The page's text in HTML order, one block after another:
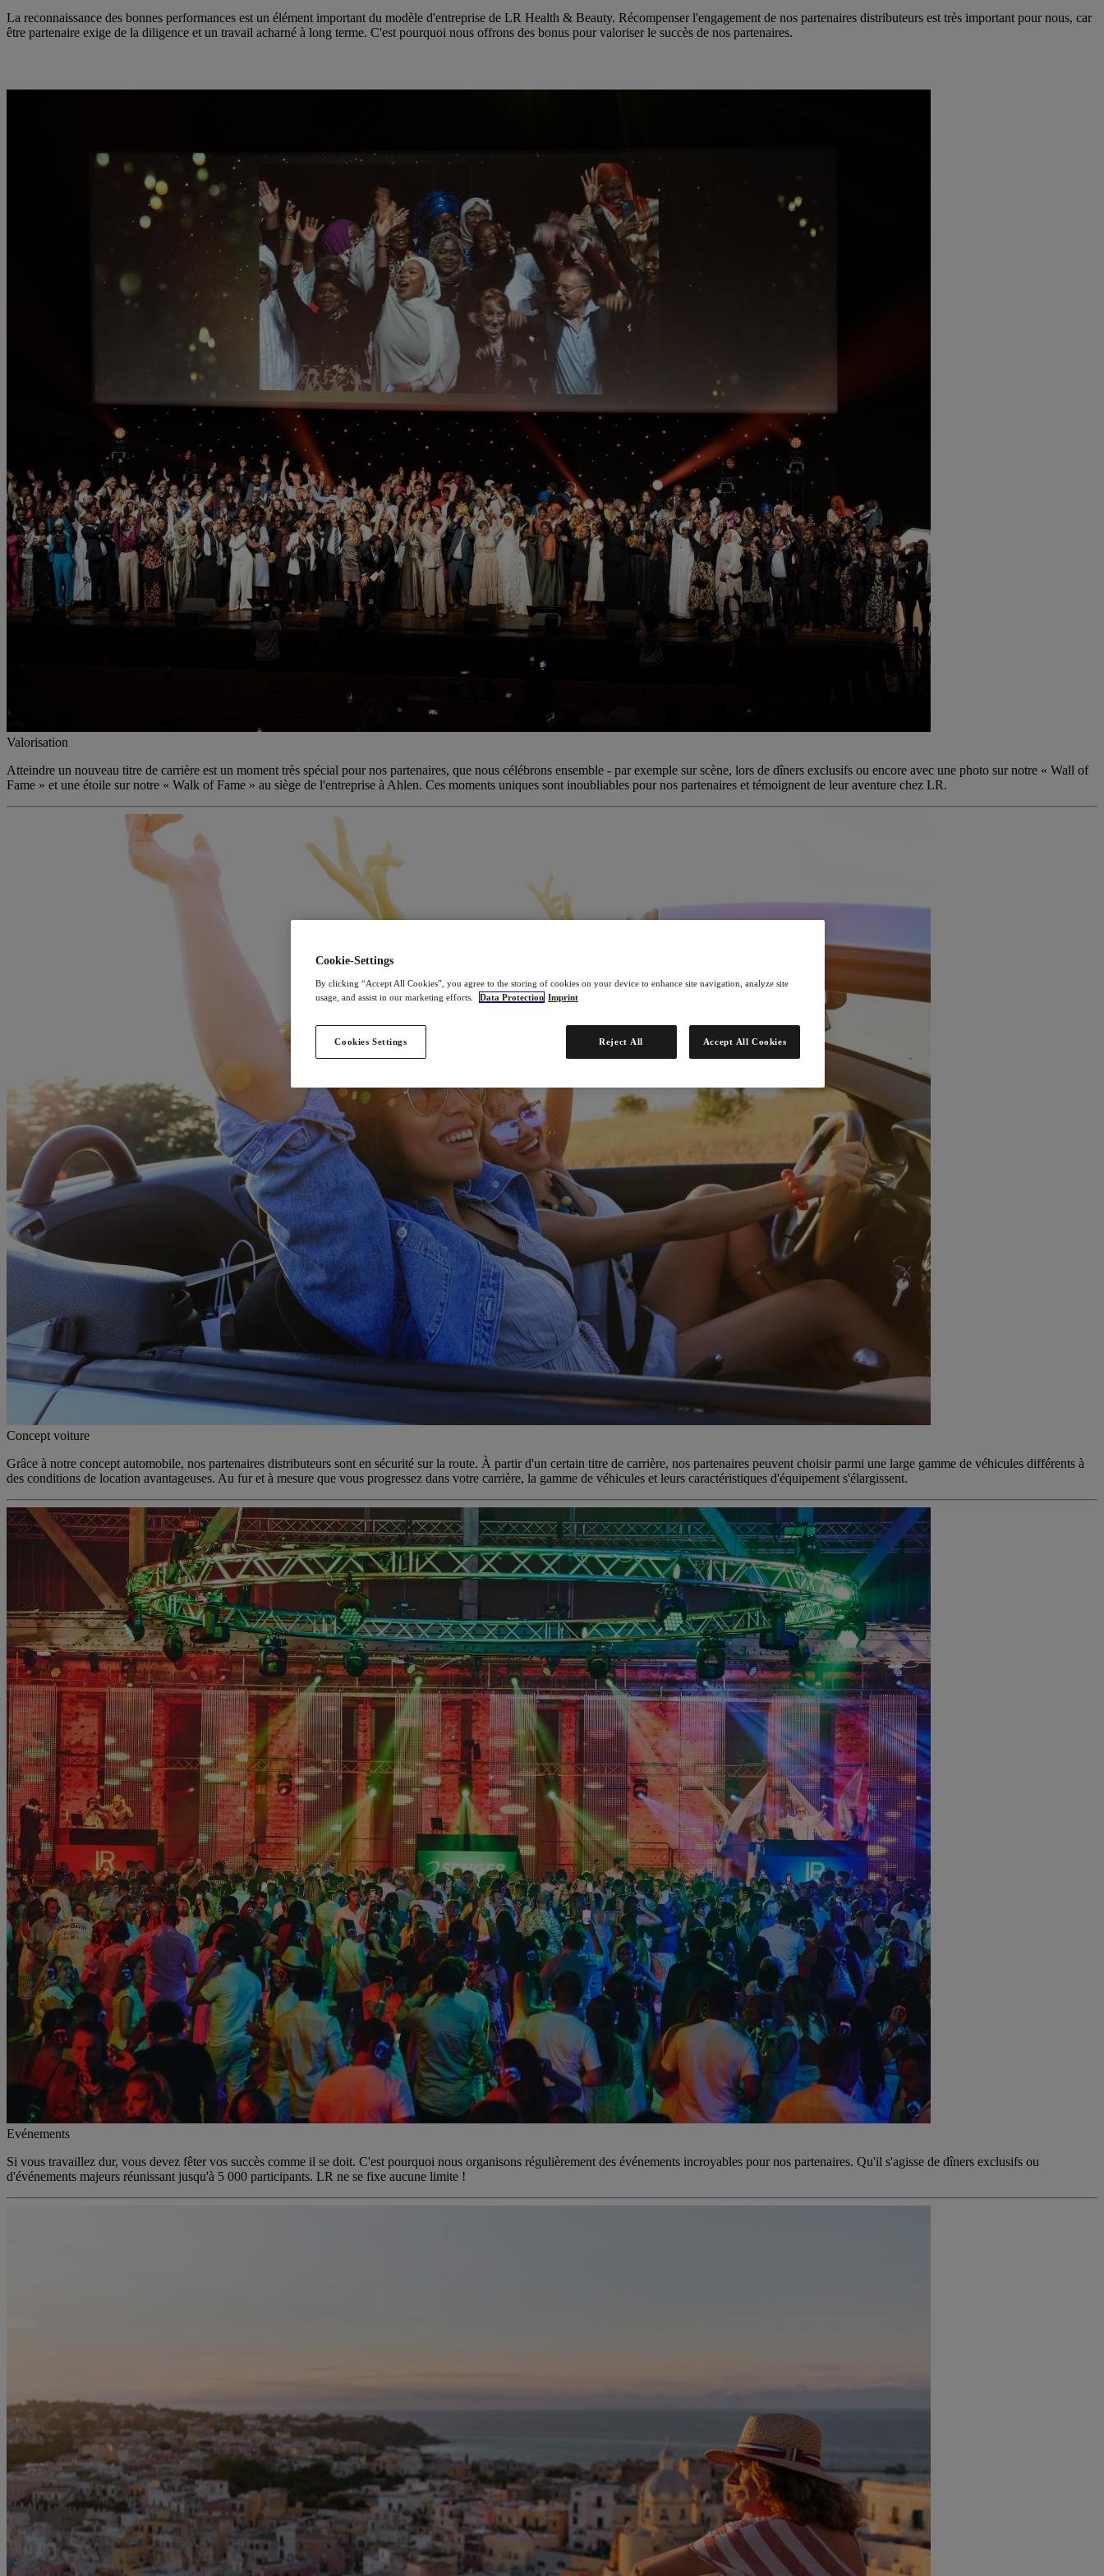
La reconnaissance des bonnes performances est un élément important du modèle d'entreprise de LR Health & Beauty. Récompenser l'engagement de nos partenaires distributeurs est très important pour nous, car
être partenaire exige de la diligence et un travail acharné à long terme. C'est pourquoi nous offrons des bonus pour valoriser le succès de nos partenaires.
Valorisation
Atteindre un nouveau titre de carrière est un moment très spécial pour nos partenaires, que nous célébrons ensemble - par exemple sur scène, lors de dîners exclusifs ou encore avec une photo sur notre « Wall of
Fame » et une étoile sur notre « Walk of Fame » au siège de l'entreprise à Ahlen. Ces moments uniques sont inoubliables pour nos partenaires et témoignent de leur aventure chez LR.
Concept voiture
Grâce à notre concept automobile, nos partenaires distributeurs sont en sécurité sur la route. À partir d'un certain titre de carrière, nos partenaires peuvent choisir parmi une large gamme de véhicules différents à
des conditions de location avantageuses. Au fur et à mesure que vous progressez dans votre carrière, la gamme de véhicules et leurs caractéristiques d'équipement s'élargissent.
Evénements
Si vous travaillez dur, vous devez fêter vos succès comme il se doit. C'est pourquoi nous organisons régulièrement des événements incroyables pour nos partenaires. Qu'il s'agisse de dîners exclusifs ou
d'événements majeurs réunissant jusqu'à 5 000 participants. LR ne se fixe aucune limite !
Cookie-Settings
By clicking “Accept All Cookies”, you agree to the storing of cookies on your device to enhance site navigation, analyze site
usage, and assist in our marketing efforts.
Data Protection Imprint
Cookies Settings Reject All Accept All Cookies